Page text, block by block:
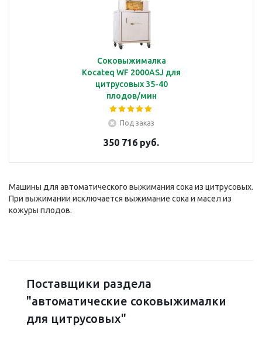
Соковыжималка
Kocateq WF 2000ASJ для
цитрусовых 35-40
плодов/мин
Под заказ
350 716 руб.
Машины для автоматического выжимания сока из цитрусовых.
При выжимании исключается выжимание сока и масел из
кожуры плодов.
Поставщики раздела
"автоматические соковыжималки
для цитрусовых"